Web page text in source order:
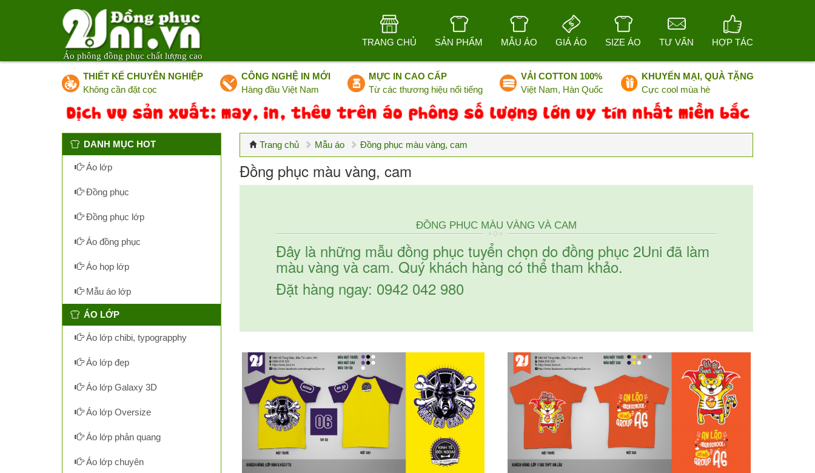
Áo phông đồng phục chất lượng cao
TRANG CHỦ SẢN PHẨM MẪU ÁO GIÁ ÁO SIZE ÁO TƯ VẤN HỢP TÁC
THIẾT KẾ CHUYÊN NGHIỆP
Không cần đặt cọc
CÔNG NGHỆ IN MỚI
Hàng đầu Việt Nam
MỰC IN CAO CẤP
Từ các thương hiệu nổi tiếng
VẢI COTTON 100%
Việt Nam, Hàn Quốc
KHUYẾN MẠI, QUÀ TẶNG
Cực cool mùa hè
Trang chủ Mẫu áo Đồng phục màu vàng, cam
Đồng phục màu vàng, cam
ĐỒNG PHỤC MÀU VÀNG VÀ CAM
Đây là những mẫu đồng phục tuyển chọn do đồng phục 2Uni đã làm
màu vàng và cam. Quý khách hàng có thể tham khảo.
Đặt hàng ngay: 0942 042 980
DANH MỤC HOT
Áo lớp
Đồng phục
Đồng phục lớp
Áo đồng phục
Áo họp lớp
Mẫu áo lớp
ÁO LỚP
Áo lớp chibi, typograpphy
Áo lớp đẹp
Áo lớp Galaxy 3D
Áo lớp Oversize
Áo lớp phản quang
Áo lớp chuyên